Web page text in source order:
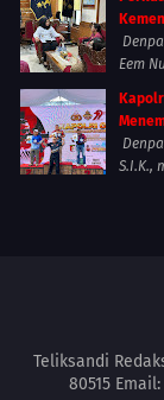
Eem
S.I.K.,
Teliksandi
80515